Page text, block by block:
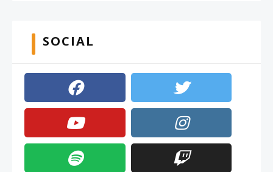
SOCIAL